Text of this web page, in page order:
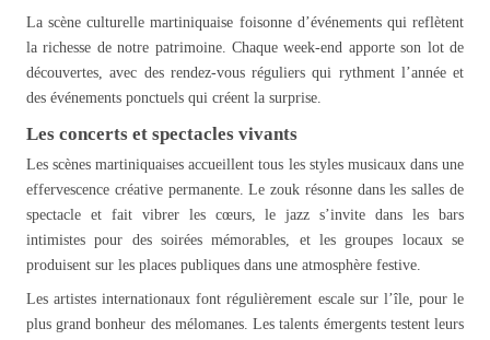
La scène culturelle martiniquaise foisonne d’événements qui reflètent
la richesse de notre patrimoine. Chaque week-end apporte son lot de
découvertes, avec des rendez-vous réguliers qui rythment l’année et
des événements ponctuels qui créent la surprise.
Les concerts et spectacles vivants
Les scènes martiniquaises accueillent tous les styles musicaux dans une
effervescence créative permanente. Le zouk résonne dans les salles de
spectacle et fait vibrer les cœurs, le jazz s’invite dans les bars
intimistes pour des soirées mémorables, et les groupes locaux se
produisent sur les places publiques dans une atmosphère festive.
Les artistes internationaux font régulièrement escale sur l’île, pour le
plus grand bonheur des mélomanes. Les talents émergents testent leurs